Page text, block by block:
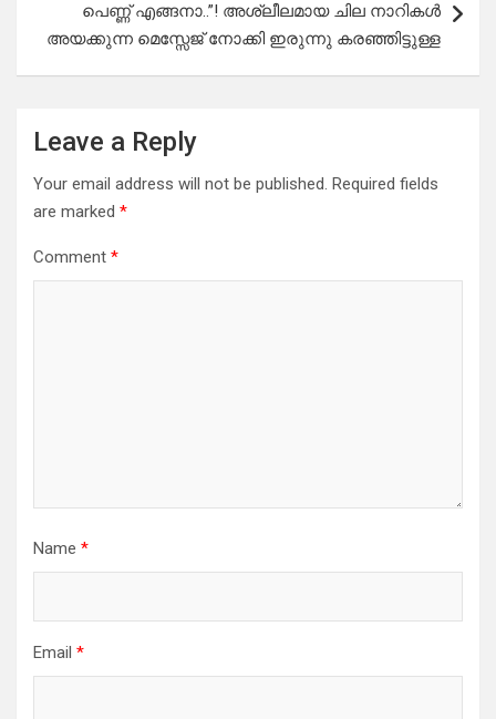
പെണ്ണ് എങ്ങനാ..”! അശ്ലീലമായ ചില നാറികൾ
അയക്കുന്ന മെസ്സേജ് നോക്കി ഇരുന്നു കരഞ്ഞിട്ടുള്ള
Leave a Reply
Your email address will not be published. Required fields
are marked *
Comment *
Name *
Email *